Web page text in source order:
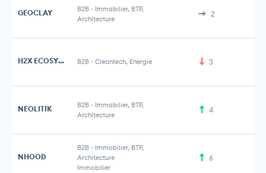
GEOCLAY B2B - Immobilier, BTP,
Architecture
2
H2X ECOSYSTEMS B2B - Cleantech, Energie 3
NEOLITIK B2B - Immobilier, BTP,
Architecture
4
NHOOD
B2B - Immobilier, BTP,
Architecture
Immobilier
6